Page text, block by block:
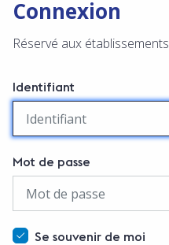
Connexion
Réservé aux établissements
Identifiant
Mot de passe
Se souvenir de moi